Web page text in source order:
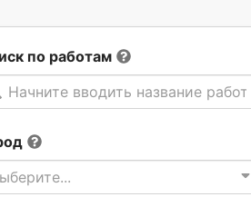
по работам
Начните вводить название работы